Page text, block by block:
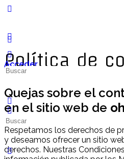
Acceder
Política de
Quejas sobre el
en el sitio web de
Respetamos los derechos de
y deseamos ofrecer un sitio
derechos. Nuestras